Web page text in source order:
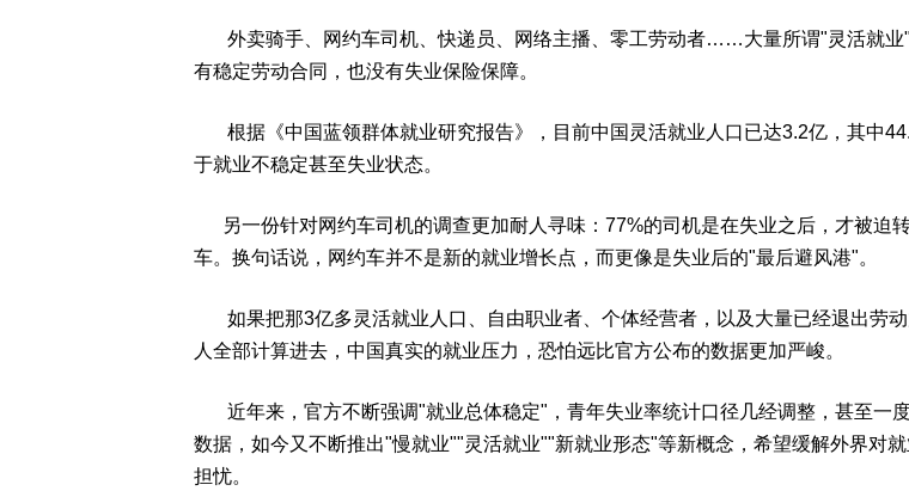
外卖骑手、网约车司机、快递员、网络主播、零工劳动者……大量所谓"灵活就业
有稳定劳动合同，也没有失业保险保障。
根据《中国蓝领群体就业研究报告》，目前中国灵活就业人口已达3.2亿，其中
于就业不稳定甚至失业状态。
另一份针对网约车司机的调查更加耐人寻味：77%的司机是在失业之后，才被迫
车。换句话说，网约车并不是新的就业增长点，而更像是失业后的"最后避风港"。
如果把那3亿多灵活就业人口、自由职业者、个体经营者，以及大量已经退出劳
人全部计算进去，中国真实的就业压力，恐怕远比官方公布的数据更加严峻。
近年来，官方不断强调"就业总体稳定"，青年失业率统计口径几经调整，甚至一
数据，如今又不断推出"慢就业""灵活就业""新就业形态"等新概念，希望缓解外界对
担忧。